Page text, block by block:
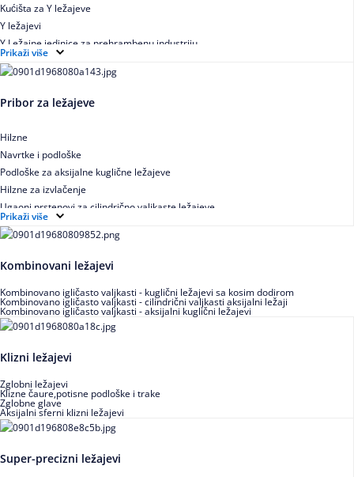
Kućišta za Y ležajeve
Y ležajevi
Y Ležajne jedinice za prehrambenu industriju
Ležajne jedinice sa valjkastim ležajevima
Prikaži više
Pribor za ležajeve
Hilzne
Navrtke i podloške
Podloške za aksijalne kuglične ležajeve
Hilzne za izvlačenje
Ugaoni prstenovi za cilindrično valjkaste ležajeve
Prikaži više
Kombinovani ležajevi
Kombinovano igličasto valjkasti - kuglični ležajevi sa kosim dodirom
Kombinovano igličasto valjkasti - cilindrični valjkasti aksijalni ležaji
Kombinovano igličasto valjkasti - aksijalni kuglični ležajevi
Klizni ležajevi
Zglobni ležajevi
Klizne čaure,potisne podloške i trake
Zglobne glave
Aksijalni sferni klizni ležajevi
Super-precizni ležajevi